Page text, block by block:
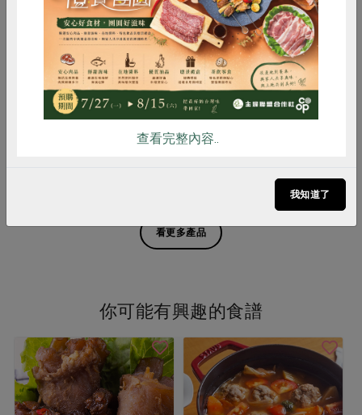
柏香肉品有限公司
迷迭香黃金土雞去骨翅小腿(生
醃)(柏香)-150g
150g± 4.5%
柏香肉品有限公司
台灣善糧黃金土雞翅小腿(柏
香)-300g
300公克(6入)
葷 冷凍
看更多產品
你可能有興趣的食譜
惜食 RPET 食譜 減硝酸鹽
雞蛋 食安 共同購買
查看完整內容..
我知道了